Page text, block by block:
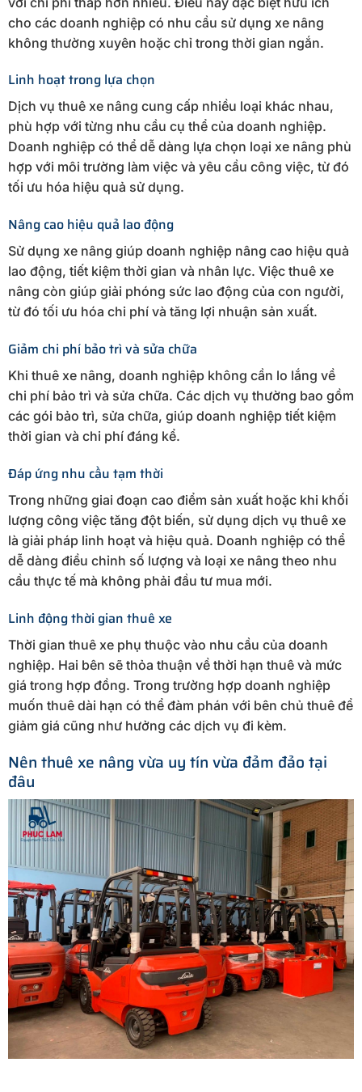
cho các doanh nghiệp có nhu cầu sử dụng xe nâng
không thường xuyên hoặc chỉ trong thời gian ngắn.
Linh hoạt trong lựa chọn
Dịch vụ thuê xe nâng cung cấp nhiều loại khác nhau,
phù hợp với từng nhu cầu cụ thể của doanh nghiệp.
Doanh nghiệp có thể dễ dàng lựa chọn loại xe nâng phù
hợp với môi trường làm việc và yêu cầu công việc, từ đó
tối ưu hóa hiệu quả sử dụng.
Nâng cao hiệu quả lao động
Sử dụng xe nâng giúp doanh nghiệp nâng cao hiệu quả
lao động, tiết kiệm thời gian và nhân lực. Việc thuê xe
nâng còn giúp giải phóng sức lao động của con người,
từ đó tối ưu hóa chi phí và tăng lợi nhuận sản xuất.
Giảm chi phí bảo trì và sửa chữa
Khi thuê xe nâng, doanh nghiệp không cần lo lắng về
chi phí bảo trì và sửa chữa. Các dịch vụ thường bao gồm
các gói bảo trì, sửa chữa, giúp doanh nghiệp tiết kiệm
thời gian và chi phí đáng kể.
Đáp ứng nhu cầu tạm thời
Trong những giai đoạn cao điểm sản xuất hoặc khi khối
lượng công việc tăng đột biến, sử dụng dịch vụ thuê xe
là giải pháp linh hoạt và hiệu quả. Doanh nghiệp có thể
dễ dàng điều chỉnh số lượng và loại xe nâng theo nhu
cầu thực tế mà không phải đầu tư mua mới.
Linh động thời gian thuê xe
Thời gian thuê xe phụ thuộc vào nhu cầu của doanh
nghiệp. Hai bên sẽ thỏa thuận về thời hạn thuê và mức
giá trong hợp đồng. Trong trường hợp doanh nghiệp
muốn thuê dài hạn có thể đàm phán với bên chủ thuê để
giảm giá cũng như hưởng các dịch vụ đi kèm.
Nên thuê xe nâng vừa uy tín vừa đảm đảo tại
đâu